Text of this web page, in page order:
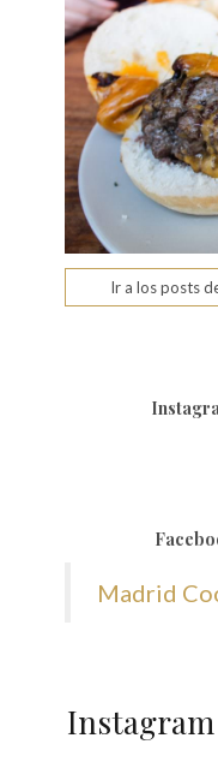
Ir a los posts
Madrid
Instagram